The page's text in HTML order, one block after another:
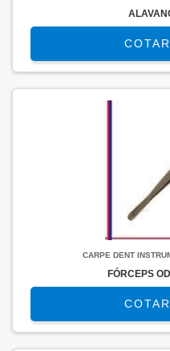
CARPE DENT
FÓRCEPS